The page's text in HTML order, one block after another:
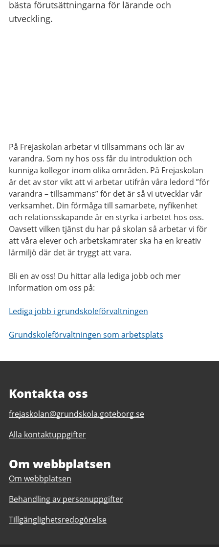
bästa förutsättningarna för lärande och
utveckling.
På Frejaskolan arbetar vi tillsammans och lär av
varandra. Som ny hos oss får du introduktion och
kunniga kollegor inom olika områden. På Frejaskolan
är det av stor vikt att vi arbetar utifrån våra ledord ”för
varandra – tillsammans” för det är så vi utvecklar vår
verksamhet. Din förmåga till samarbete, nyfikenhet
och relationsskapande är en styrka i arbetet hos oss.
Oavsett vilken tjänst du har på skolan så arbetar vi för
att våra elever och arbetskamrater ska ha en kreativ
lärmiljö där det är tryggt att vara.
Bli en av oss! Du hittar alla lediga jobb och mer
information om oss på:
Lediga jobb i grundskoleförvaltningen
Grundskoleförvaltningen som arbetsplats
Kontakta oss
E-
till
F-
anpassad
grundskola
9
frejaskolan@grundskola.goteborg.se
Alla kontaktuppgifter
Om webbplatsen
Om webbplatsen
Behandling av personuppgifter
Tillgänglighetsredogörelse